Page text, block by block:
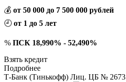
💰 от 50 000 до 7 500 000 рублей
🕘 от 1 до 5 лет
% ПСК 18,990% - 52,490%
Взять кредит
Подробнее
Т-Банк (Тинькофф) Лиц. ЦБ № 2673